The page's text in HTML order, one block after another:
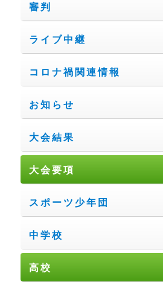
審判
ライブ中継
コロナ禍関連情報
お知らせ
大会結果
大会要項
スポーツ少年団
中学校
高校